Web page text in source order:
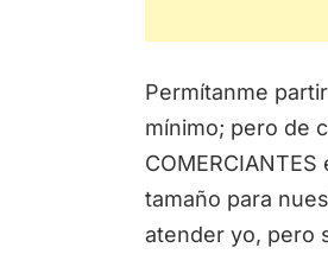
Permítanme
mínimo; pero de
tamaño para
atender yo, pero